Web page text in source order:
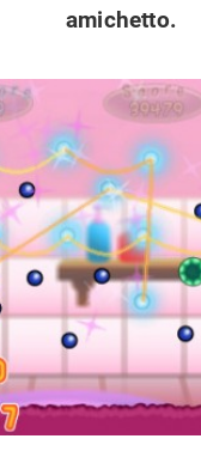
amichetto.